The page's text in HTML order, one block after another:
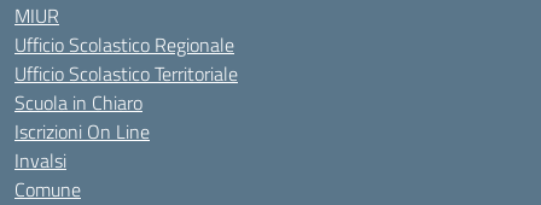
MIUR
Ufficio Scolastico Regionale
Ufficio Scolastico Territoriale
Scuola in Chiaro
Iscrizioni On Line
Invalsi
Comune